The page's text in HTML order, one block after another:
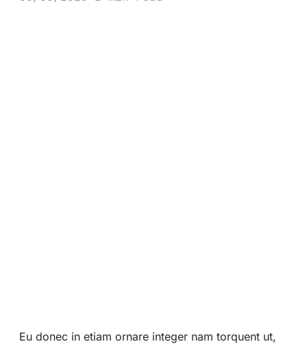
Eu donec in etiam ornare integer nam torquent ut,